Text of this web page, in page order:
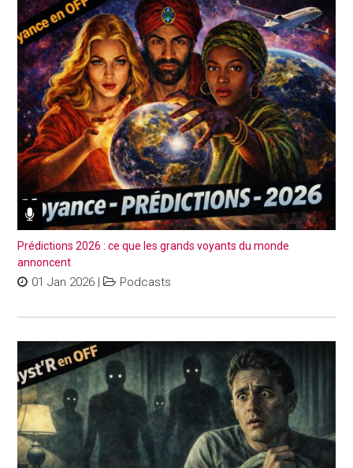
Prédictions 2026 : ce que les grands voyants du monde
annoncent
01 Jan 2026 | Podcasts